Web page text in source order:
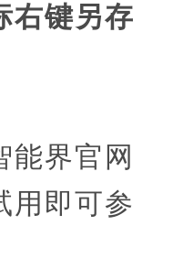
右键另存
能界官网
用即可参